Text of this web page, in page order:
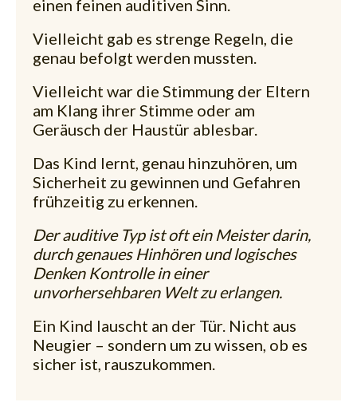
einen feinen auditiven Sinn.
Vielleicht gab es strenge Regeln, die
genau befolgt werden mussten.
Vielleicht war die Stimmung der Eltern
am Klang ihrer Stimme oder am
Geräusch der Haustür ablesbar.
Das Kind lernt, genau hinzuhören, um
Sicherheit zu gewinnen und Gefahren
frühzeitig zu erkennen.
Der auditive Typ ist oft ein Meister darin,
durch genaues Hinhören und logisches
Denken Kontrolle in einer
unvorhersehbaren Welt zu erlangen.
Ein Kind lauscht an der Tür. Nicht aus
Neugier – sondern um zu wissen, ob es
sicher ist, rauszukommen.